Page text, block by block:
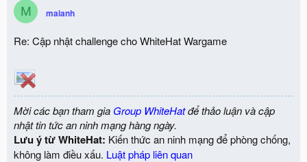
M maianh
Re: Cập nhật challenge cho WhiteHat Wargame
Mời các bạn tham gia Group WhiteHatđể thảo luận và cập
nhật tin tức an ninh mạng hàng ngày.
Lưu ý từ WhiteHat: Kiến thức an ninh mạng để phòng chống,
không làm điều xấu. Luật pháp liên quan